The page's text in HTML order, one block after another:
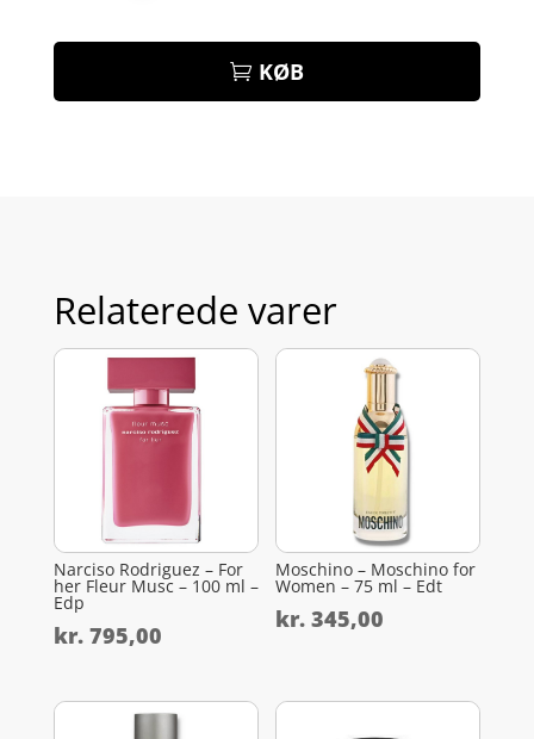
KØB
Relaterede varer
Narciso Rodriguez – For
her Fleur Musc – 100 ml –
Edp
kr.795,00
Moschino – Moschino for
Women – 75 ml – Edt
kr. 345,00